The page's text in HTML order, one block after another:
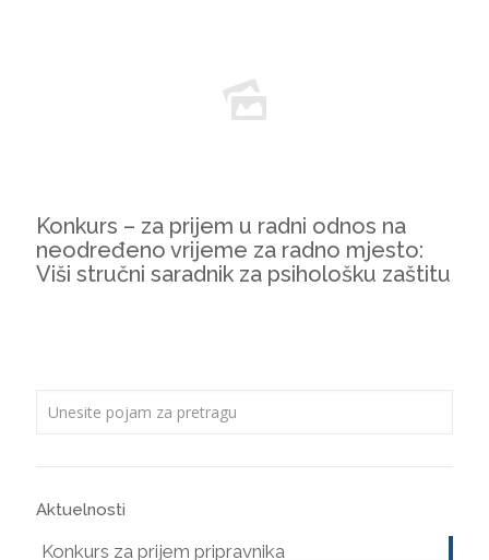
Konkurs – za prijem u radni odnos na
neodređeno vrijeme za radno mjesto:
Viši stručni saradnik za psihološku zaštitu
Aktuelnosti
Konkurs za prijem pripravnika